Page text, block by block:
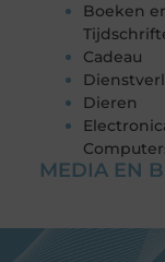
Boeken
Cadeau
Dieren
MEDIA EN